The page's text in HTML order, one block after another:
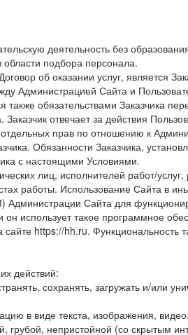
деятельность без
подбора персонала.
об оказании услуг, является
Администрацией Сайта и
обязательствами Заказчика
отвечает за действия
прав по отношению к
Обязанности Заказчика,
с настоящими Условиями.
лиц, исполнителей работ/
работы. Использование Сайта в
Сайта для
такое программное
https://hh.ru.
действий:
сохранять, загружать и/или
в виде текста, изображения,
грубой, непристойной (со скрытым